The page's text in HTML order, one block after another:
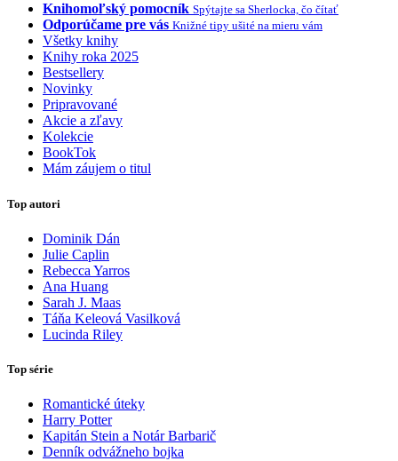
Knihomoľský pomocník Spýtajte sa Sherlocka, čo čítať
Odporúčame pre vás Knižné tipy ušité na mieru vám
Všetky knihy
Knihy roka 2025
Bestsellery
Novinky
Pripravované
Akcie a zľavy
Kolekcie
BookTok
Mám záujem o titul
Top autori
Dominik Dán
Julie Caplin
Rebecca Yarros
Ana Huang
Sarah J. Maas
Táňa Keleová Vasilková
Lucinda Riley
Top série
Romantické úteky
Harry Potter
Kapitán Stein a Notár Barbarič
Denník odvážneho bojka